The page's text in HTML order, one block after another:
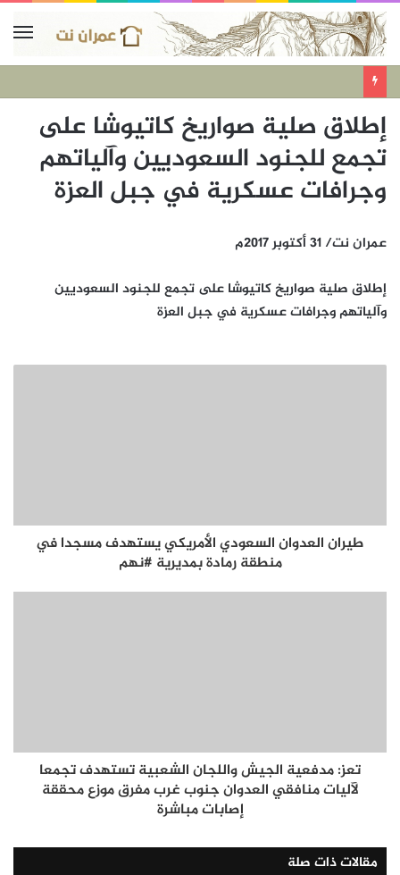
إطلاق صلية صواريخ كاتيوشا على
تجمع للجنود السعوديين وآلياتهم
وجرافات عسكرية في جبل العزة
عمران نت/ 31 أكتوبر 2017م
إطلاق صلية صواريخ كاتيوشا على تجمع للجنود السعوديين
وآلياتهم وجرافات عسكرية في جبل العزة
طيران العدوان السعودي الأمريكي يستهدف مسجدا في
منطقة رمادة بمديرية #نهم
تعز: مدفعية الجيش واللجان الشعبية تستهدف تجمعا
لآليات منافقي العدوان جنوب غرب مفرق موزع محققة
إصابات مباشرة
مقالات ذات صلة